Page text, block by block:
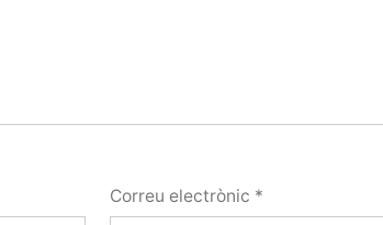
Correu electrònic *